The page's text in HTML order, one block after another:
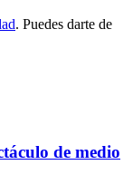
. Puedes darte de
de medio